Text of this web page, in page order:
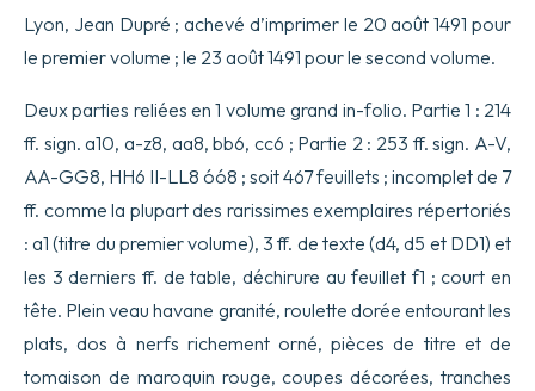
Lyon, Jean Dupré ; achevé d’imprimer le 20 août 1491 pour
le premier volume ; le 23 août 1491 pour le second volume.
Deux parties reliées en 1 volume grand in-folio. Partie 1 : 214
ff. sign. a10, a-z8, aa8, bb6, cc6 ; Partie 2 : 253 ff. sign. A-V,
AA-GG8, HH6 II-LL8 óó8 ; soit 467 feuillets ; incomplet de 7
ff. comme la plupart des rarissimes exemplaires répertoriés
: a1 (titre du premier volume), 3 ff. de texte (d4, d5 et DD1) et
les 3 derniers ff. de table, déchirure au feuillet f1 ; court en
tête. Plein veau havane granité, roulette dorée entourant les
plats, dos à nerfs richement orné, pièces de titre et de
tomaison de maroquin rouge, coupes décorées, tranches